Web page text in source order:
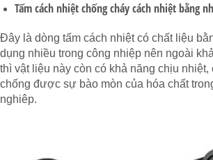
Tấm cách nhiệt chống cháy cách nhiệt bằng
Đây là dòng tấm cách nhiệt có chất liệu
dụng nhiều trong công nhiệp nên ngoài
thì vật liệu này còn có khả năng chịu nhiệt,
chống được sự bào mòn của hóa chất
nghiêp.